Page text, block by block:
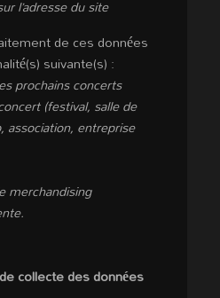
l’adresse du site
de ces données
suivante(s) :
prochains concerts
(festival, salle de
association, entreprise
merchandising
collecte des données